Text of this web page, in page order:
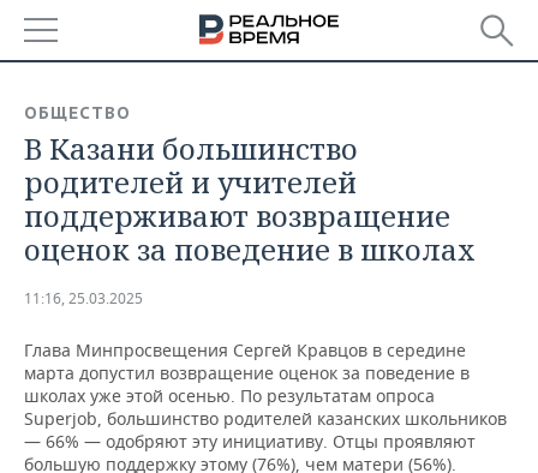
БАШКОРТОСТАН
ТАТАРСТАН
УДМУРТИЯ
НОВОСТИ
АНАЛИТИКА
НОВОСТИ АНАЛИТИКИ
ДЕКЛАРАЦИИ О ДОХОДАХ
КОРОЛИ ГОСЗАКАЗА ПФО
ВУЗЫ ТАТАРСТАНА
ЭКОНОМИКА
НОВОСТИ ЭКОНОМИКИ
ФИНАНСЫ
БАНКИ
ПРОМЫШЛЕННОСТЬ
НОВОСТИ
ПРОМЫШЛЕННОСТИ
АГРОПРОМ
НЕДВИЖИМОСТЬ
НОВОСТИ НЕДВИЖИМОСТИ
АВТО
ОБЩЕСТВО
В Казани большинство
родителей и учителей
поддерживают возвращение
оценок за поведение в школах
11:16, 25.03.2025
Глава Минпросвещения Сергей Кравцов в середине
марта допустил возвращение оценок за поведение в
школах уже этой осенью. По результатам опроса
Superjob, большинство родителей казанских школьников
— 66% — одобряют эту инициативу. Отцы проявляют
большую поддержку этому (76%), чем матери (56%).